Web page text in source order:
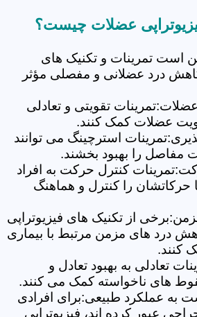
عضلات چیست؟
است تمرینات و تکنیک های
کاهش درد عضلانی و مفصلی مؤثر
تقویتی و تعادلی
عضلات کمک کنند.
استرچینگ می توانند
مفاصل را بهبود بخشند.
کنترل حرکت به افراد
حرکاتشان را کنترل و هماهنگ
از تکنیک های فیزیوتراپی
درد های مزمن مرتبط با بیماری
کنند.
تعادلی به بهبود تعادل و
های ناخواسته کمک می کنند.
به عملکرد طبیعی:برای افرادی
عبور کرده اند، فیزیوتراپی